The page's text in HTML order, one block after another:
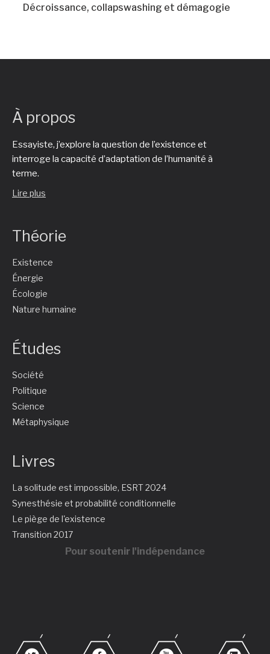
Décroissance, collapswashing et démagogie
À propos
Essayiste, j’explore la question de l’existence et
interroge la capacité d’adaptation de l’humanité à
terme.
Lire plus
Théorie
Existence
Énergie
Écologie
Nature humaine
Études
Société
Politique
Science
Métaphysique
Livres
La solitude est impossible, ESRT 2024
Synesthésie et probabilité conditionnelle
Le piège de l'existence
Transition 2017
Pour soutenir l'indépendance